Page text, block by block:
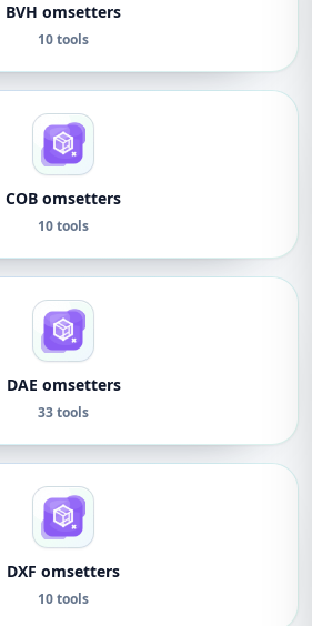
BVH omsetters
10 tools
COB omsetters
10 tools
DAE omsetters
33 tools
DXF omsetters
10 tools